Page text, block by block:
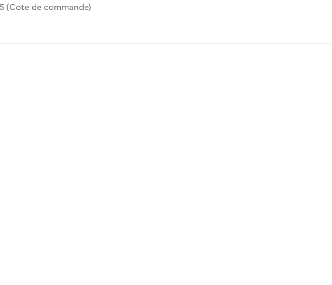
(Cote de commande)